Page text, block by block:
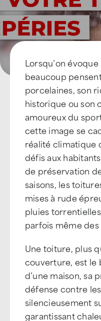
Lorsqu’on
beaucoup
porcelaines, son
historique ou son
amoureux du
cette image se
réalité climatique
défis aux
de préservation
saisons, les
mises à rude
pluies
parfois même
Une toiture, plus
couverture, est
d’une maison, sa
défense contre
silencieusement
garantissant